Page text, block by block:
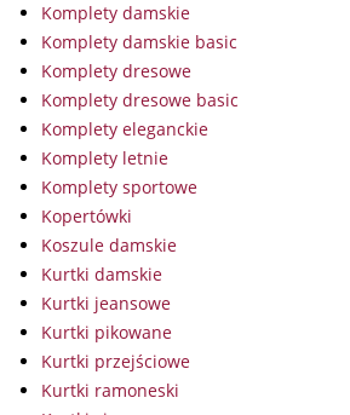
Komplety damskie
Komplety damskie basic
Komplety dresowe
Komplety dresowe basic
Komplety eleganckie
Komplety letnie
Komplety sportowe
Kopertówki
Koszule damskie
Kurtki damskie
Kurtki jeansowe
Kurtki pikowane
Kurtki przejściowe
Kurtki ramoneski